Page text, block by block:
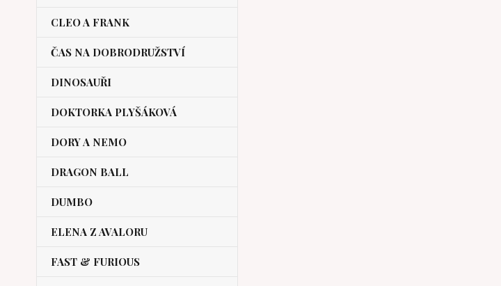
CLEO A FRANK
ČAS NA DOBRODRUŽSTVÍ
DINOSAUŘI
DOKTORKA PLYŠÁKOVÁ
DORY A NEMO
DRAGON BALL
DUMBO
ELENA Z AVALORU
FAST & FURIOUS